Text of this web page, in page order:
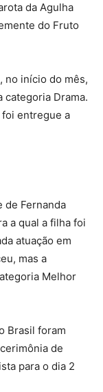
da Agulha
do Fruto
no início do mês,
categoria Drama.
foi entregue a
de Fernanda
a qual a filha foi
atuação em
mas a
Melhor
Brasil foram
de
para o dia 2